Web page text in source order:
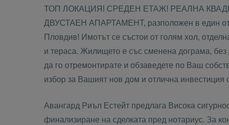
ТОП ЛОКАЦИЯ! СРЕДЕН ЕТАЖ! РЕАЛНА
ДВУСТАЕН АПАРТАМЕНТ, разположен в един от
Пловдив! Имотът се състои от голям хол,
и тераса. Жилището е със сменена дограма,
да го отремонтирате и обзаведете по Ваш
избор за Вашият нов дом и отлична инвестиция
Авангард Риъл Естейт предлага Висока
финализиране на сделката пред нотариус. За